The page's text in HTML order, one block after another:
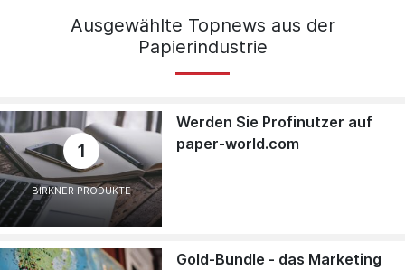
Ausgewählte Topnews aus der
Papierindustrie
1
BIRKNER PRODUKTE
Werden Sie Profinutzer auf
paper-world.com
Gold-Bundle - das Marketing